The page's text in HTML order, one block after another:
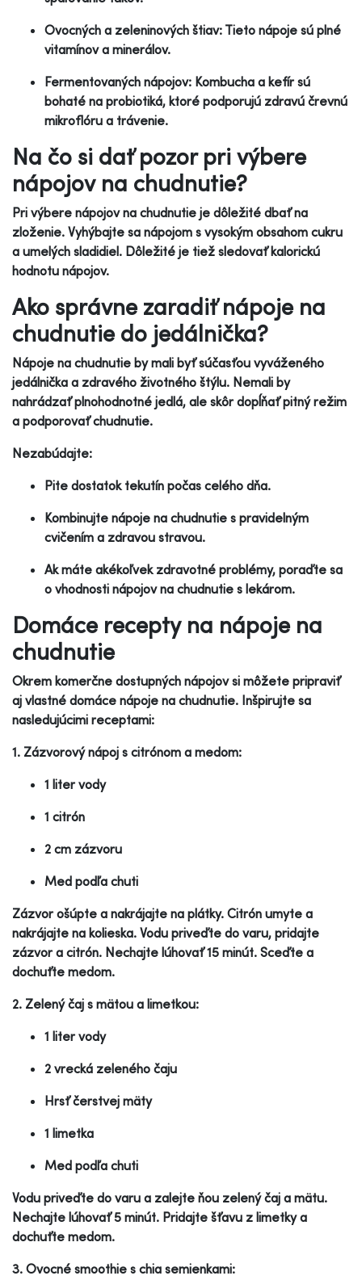
Ovocných a zeleninových štiav: Tieto nápoje sú plné
vitamínov a minerálov.
Fermentovaných nápojov: Kombucha a kefír sú
bohaté na probiotiká, ktoré podporujú zdravú črevnú
mikroflóru a trávenie.
Na čo si dať pozor pri výbere
nápojov na chudnutie?
Pri výbere nápojov na chudnutie je dôležité dbať na
zloženie. Vyhýbajte sa nápojom s vysokým obsahom cukru
a umelých sladidiel. Dôležité je tiež sledovať kalorickú
hodnotu nápojov.
Ako správne zaradiť nápoje na
chudnutie do jedálnička?
Nápoje na chudnutie by mali byť súčasťou vyváženého
jedálnička a zdravého životného štýlu. Nemali by
nahrádzať plnohodnotné jedlá, ale skôr dopĺňať pitný režim
a podporovať chudnutie.
Nezabúdajte:
Pite dostatok tekutín počas celého dňa.
Kombinujte nápoje na chudnutie s pravidelným
cvičením a zdravou stravou.
Ak máte akékoľvek zdravotné problémy, poraďte sa
o vhodnosti nápojov na chudnutie s lekárom.
Domáce recepty na nápoje na
chudnutie
Okrem komerčne dostupných nápojov si môžete pripraviť
aj vlastné domáce nápoje na chudnutie. Inšpirujte sa
nasledujúcimi receptami:
1. Zázvorový nápoj s citrónom a medom:
1 liter vody
1 citrón
2 cm zázvoru
Med podľa chuti
Zázvor ošúpte a nakrájajte na plátky. Citrón umyte a
nakrájajte na kolieska. Vodu priveďte do varu, pridajte
zázvor a citrón. Nechajte lúhovať 15 minút. Sceďte a
dochuťte medom.
2. Zelený čaj s mätou a limetkou:
1 liter vody
2 vrecká zeleného čaju
Hrsť čerstvej mäty
1 limetka
Med podľa chuti
Vodu priveďte do varu a zalejte ňou zelený čaj a mätu.
Nechajte lúhovať 5 minút. Pridajte šťavu z limetky a
dochuťte medom.
3. Ovocné smoothie s chia semienkami: